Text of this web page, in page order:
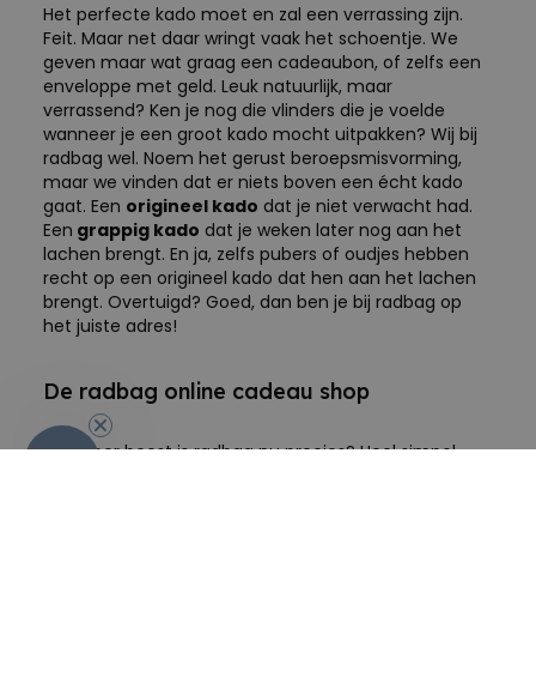
Het perfecte kado moet en zal een verrassing zijn.
Feit. Maar net daar wringt vaak het schoentje. We
geven maar wat graag een cadeaubon, of zelfs een
enveloppe met geld. Leuk natuurlijk, maar
verrassend? Ken je nog die vlinders die je voelde
wanneer je een groot kado mocht uitpakken? Wij bij
radbag wel. Noem het gerust beroepsmisvorming,
maar we vinden dat er niets boven een écht kado
gaat. Een origineel kado dat je niet verwacht had.
Een grappig kado dat je weken later nog aan het
lachen brengt. En ja, zelfs pubers of oudjes hebben
recht op een origineel kado dat hen aan het lachen
brengt. Overtuigd? Goed, dan ben je bij radbag op
het juiste adres!
De radbag online cadeau shop
Wat voor beest is radbag nu precies? Heel simpel.